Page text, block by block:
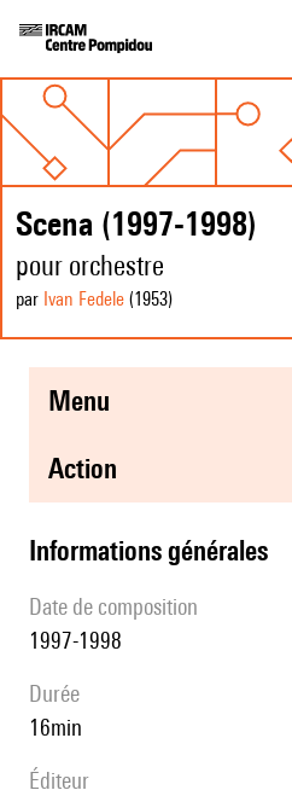
Scena (1997-1998)
pour orchestre
par Ivan Fedele (1953)
menu
action
informations générales
date de composition
1997-1998
durée
16min
éditeur